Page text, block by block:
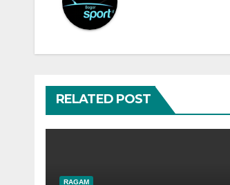
RELATED POST
RAGAM